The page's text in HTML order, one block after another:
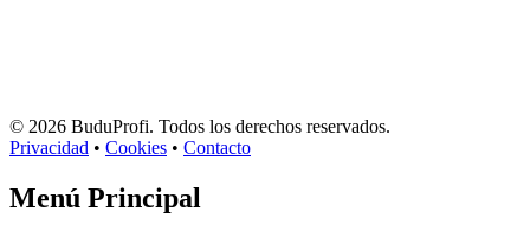
© 2026 BuduProfi. Todos los derechos reservados.
Privacidad • Cookies • Contacto
Menú Principal